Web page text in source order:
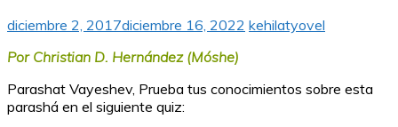
diciembre 2, 2017diciembre 16, 2022 kehilatyovel
Por Christian D. Hernández (Móshe)
Parashat Vayeshev, Prueba tus conocimientos sobre esta
parashá en el siguiente quiz: